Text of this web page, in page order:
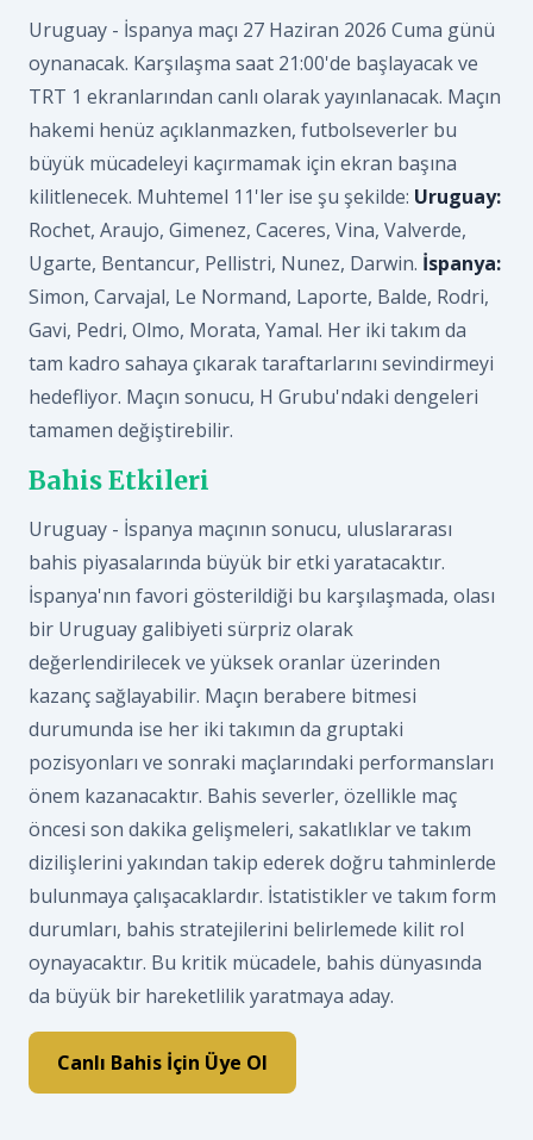
Uruguay - İspanya maçı 27 Haziran 2026 Cuma günü
oynanacak. Karşılaşma saat 21:00'de başlayacak ve
TRT 1 ekranlarından canlı olarak yayınlanacak. Maçın
hakemi henüz açıklanmazken, futbolseverler bu
büyük mücadeleyi kaçırmamak için ekran başına
kilitlenecek. Muhtemel 11'ler ise şu şekilde: Uruguay:
Rochet, Araujo, Gimenez, Caceres, Vina, Valverde,
Ugarte, Bentancur, Pellistri, Nunez, Darwin. İspanya:
Simon, Carvajal, Le Normand, Laporte, Balde, Rodri,
Gavi, Pedri, Olmo, Morata, Yamal. Her iki takım da
tam kadro sahaya çıkarak taraftarlarını sevindirmeyi
hedefliyor. Maçın sonucu, H Grubu'ndaki dengeleri
tamamen değiştirebilir.
Bahis Etkileri
Uruguay - İspanya maçının sonucu, uluslararası
bahis piyasalarında büyük bir etki yaratacaktır.
İspanya'nın favori gösterildiği bu karşılaşmada, olası
bir Uruguay galibiyeti sürpriz olarak
değerlendirilecek ve yüksek oranlar üzerinden
kazanç sağlayabilir. Maçın berabere bitmesi
durumunda ise her iki takımın da gruptaki
pozisyonları ve sonraki maçlarındaki performansları
önem kazanacaktır. Bahis severler, özellikle maç
öncesi son dakika gelişmeleri, sakatlıklar ve takım
dizilişlerini yakından takip ederek doğru tahminlerde
bulunmaya çalışacaklardır. İstatistikler ve takım form
durumları, bahis stratejilerini belirlemede kilit rol
oynayacaktır. Bu kritik mücadele, bahis dünyasında
da büyük bir hareketlilik yaratmaya aday.
Canlı Bahis İçin Üye Ol